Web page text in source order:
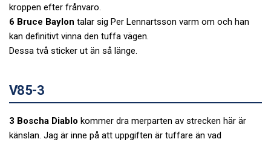
kroppen efter frånvaro.
6 Bruce Baylon talar sig Per Lennartsson varm om och han
kan definitivt vinna den tuffa vägen.
Dessa två sticker ut än så länge.
V85-3
3 Boscha Diablo kommer dra merparten av strecken här är
känslan. Jag är inne på att uppgiften är tuffare än vad